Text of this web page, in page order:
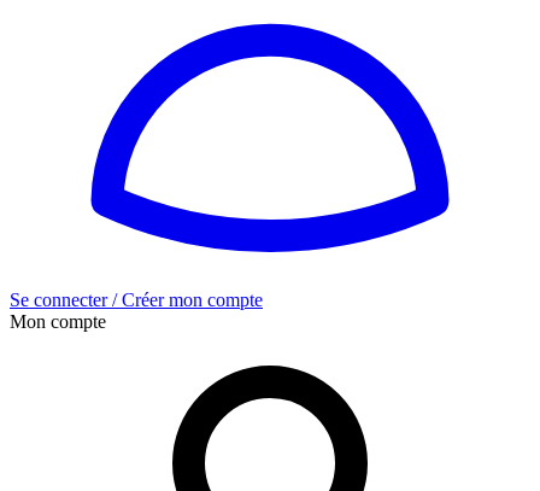
Se connecter / Créer mon compte
Mon compte